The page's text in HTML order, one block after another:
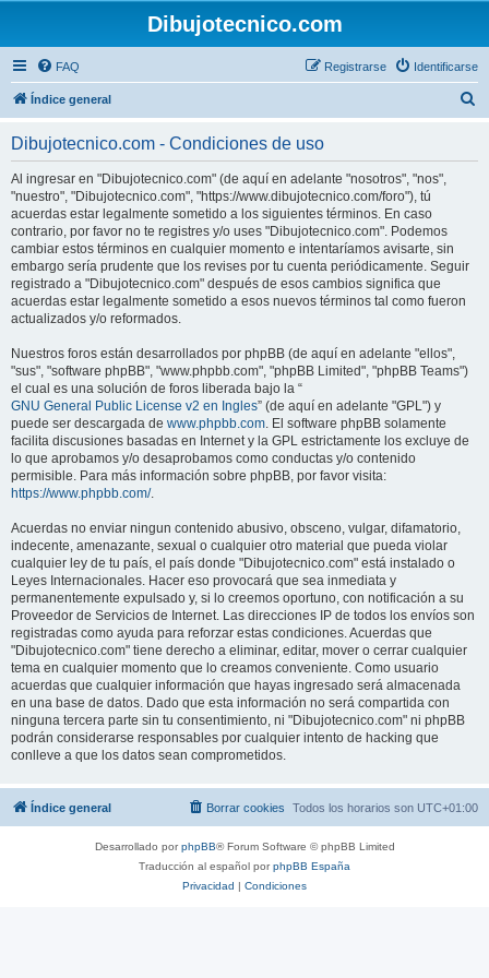
Dibujotecnico.com
FAQ Identificarse
Registrarse
Índice general
Dibujotecnico.com - Condiciones de uso
Al ingresar en "Dibujotecnico.com" (de aquí en adelante "nosotros", "nos",
"nuestro", "Dibujotecnico.com", "https://www.dibujotecnico.com/foro"), tú
acuerdas estar legalmente sometido a los siguientes términos. En caso
contrario, por favor no te registres y/o uses "Dibujotecnico.com". Podemos
cambiar estos términos en cualquier momento e intentaríamos avisarte, sin
embargo sería prudente que los revises por tu cuenta periódicamente. Seguir
registrado a "Dibujotecnico.com" después de esos cambios significa que
acuerdas estar legalmente sometido a esos nuevos términos tal como fueron
actualizados y/o reformados.
Nuestros foros están desarrollados por phpBB (de aquí en adelante "ellos",
"sus", "software phpBB", "www.phpbb.com", "phpBB Limited", "phpBB Teams")
el cual es una solución de foros liberada bajo la “
GNU General Public License v2 en Ingles” (de aquí en adelante "GPL") y
puede ser descargada de www.phpbb.com. El software phpBB solamente
facilita discusiones basadas en Internet y la GPL estrictamente los excluye de
lo que aprobamos y/o desaprobamos como conductas y/o contenido
permisible. Para más información sobre phpBB, por favor visita:
https://www.phpbb.com/.
Acuerdas no enviar ningun contenido abusivo, obsceno, vulgar, difamatorio,
indecente, amenazante, sexual o cualquier otro material que pueda violar
cualquier ley de tu país, el país donde "Dibujotecnico.com" está instalado o
Leyes Internacionales. Hacer eso provocará que sea inmediata y
permanentemente expulsado y, si lo creemos oportuno, con notificación a su
Proveedor de Servicios de Internet. Las direcciones IP de todos los envíos son
registradas como ayuda para reforzar estas condiciones. Acuerdas que
"Dibujotecnico.com" tiene derecho a eliminar, editar, mover o cerrar cualquier
tema en cualquier momento que lo creamos conveniente. Como usuario
acuerdas que cualquier información que hayas ingresado será almacenada
en una base de datos. Dado que esta información no será compartida con
ninguna tercera parte sin tu consentimiento, ni "Dibujotecnico.com" ni phpBB
podrán considerarse responsables por cualquier intento de hacking que
conlleve a que los datos sean comprometidos.
Índice general Todos los horarios son UTC+01:00
Borrar cookies
Desarrollado porphpBB® Forum Software © phpBB Limited
Traducción al español porphpBB España
Privacidad | Condiciones